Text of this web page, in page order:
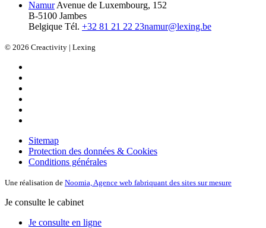
Namur Avenue de Luxembourg, 152
B-5100 Jambes
Belgique Tél. +32 81 21 22 23namur@lexing.be
© 2026 Creactivity | Lexing
Sitemap
Protection des données & Cookies
Conditions générales
Une réalisation de Noomia, Agence web fabriquant des sites sur mesure
Je consulte le cabinet
Je consulte en ligne